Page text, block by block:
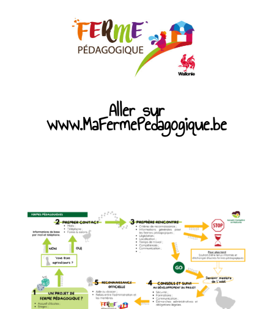
Aller sur
www.MaFermePedagogique.be